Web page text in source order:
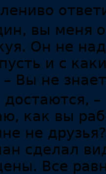
вы меня
Он не
и с
– Вы не
как вы
не
сделал
Все